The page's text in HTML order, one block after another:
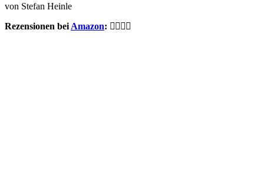
von Stefan Heinle
Rezensionen bei Amazon: